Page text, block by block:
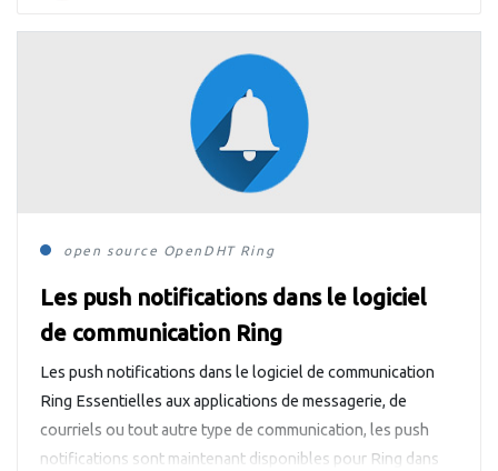
open source OpenDHT Ring
Les push notifications dans le logiciel
de communication Ring
Les push notifications dans le logiciel de communication
Ring Essentielles aux applications de messagerie, de
courriels ou tout autre type de communication, les push
notifications sont maintenant disponibles pour Ring dans